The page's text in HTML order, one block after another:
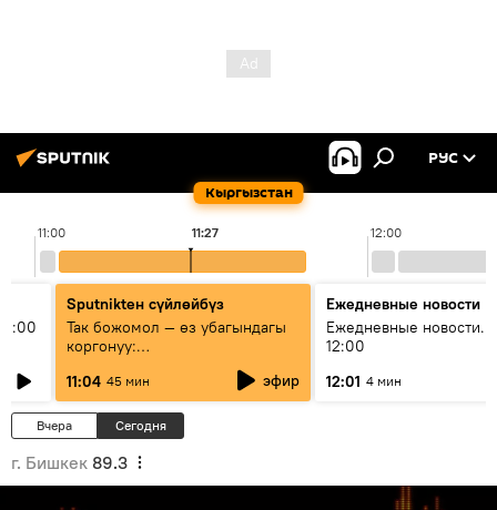
Кыргызстан
РУС
11:00 12:00
11:27
Sputnikteн сүйлөйбүз
Так божомол — өз убагындагы
коргонуу:
гидрометеорологиялык кызмат
кантип өркүндөтүлүүдө
11:04 45 мин эфир
Ежедневные новости
Ежедневные новости.
12:00
12:01 4 мин
Вчера Сегодня
г. Бишкек 89.3